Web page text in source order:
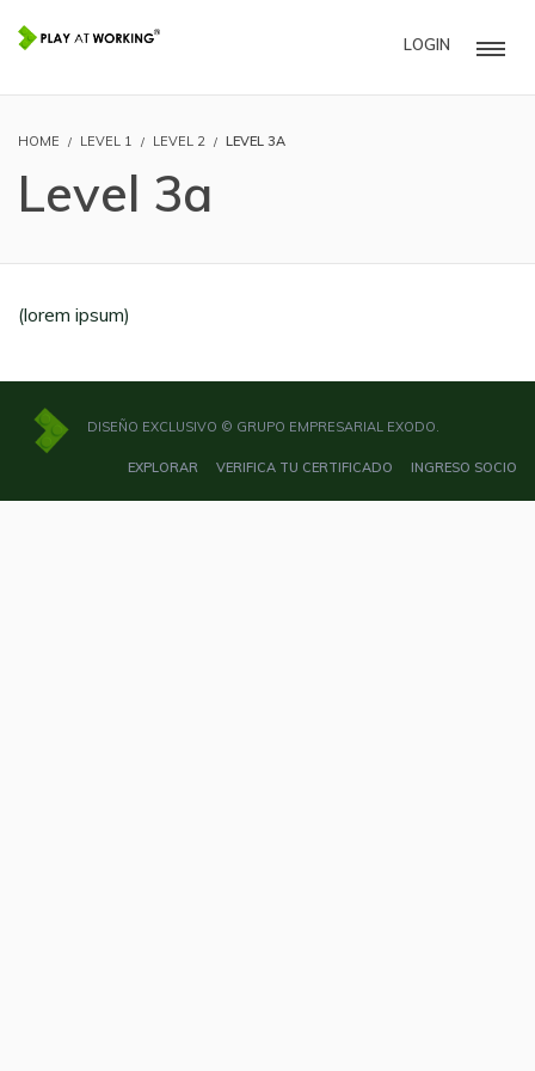
LOGIN
HOME LEVEL 1 LEVEL 2 LEVEL 3A
Level 3a
(lorem ipsum)
DISEÑO EXCLUSIVO © GRUPO EMPRESARIAL EXODO.
EXPLORAR VERIFICA TU CERTIFICADO INGRESO SOCIO